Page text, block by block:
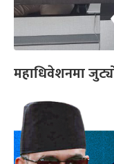
महाधिवेशनमा